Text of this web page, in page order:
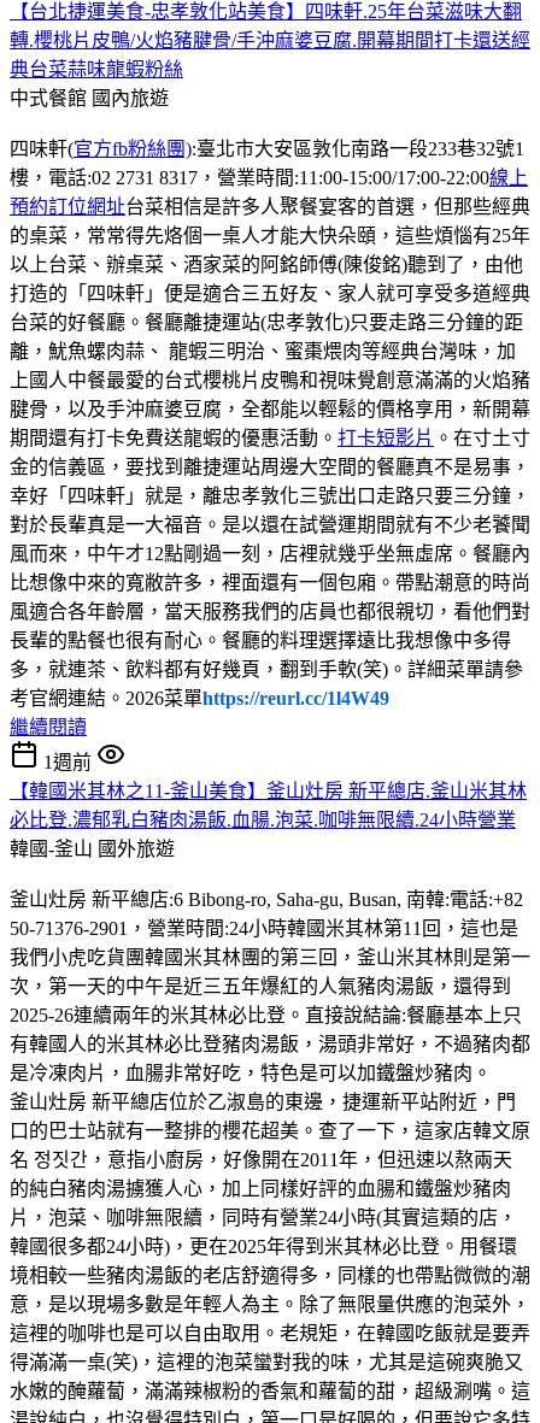
【台北捷運美食-忠孝敦化站美食】四味軒.25年台菜滋味大翻
轉.櫻桃片皮鴨/火焰豬腱骨/手沖麻婆豆腐.開幕期間打卡還送經
典台菜蒜味龍蝦粉絲
中式餐館 國內旅遊
四味軒(官方fb粉絲團):臺北市大安區敦化南路一段233巷32號1
樓，電話:02 2731 8317，營業時間:11:00-15:00/17:00-22:00線上
預約訂位網址台菜相信是許多人聚餐宴客的首選，但那些經典
的桌菜，常常得先烙個一桌人才能大快朵頤，這些煩惱有25年
以上台菜、辦桌菜、酒家菜的阿銘師傅(陳俊銘)聽到了，由他
打造的「四味軒」便是適合三五好友、家人就可享受多道經典
台菜的好餐廳。餐廳離捷運站(忠孝敦化)只要走路三分鐘的距
離，魷魚螺肉蒜、 龍蝦三明治、蜜棗煨肉等經典台灣味，加
上國人中餐最愛的台式櫻桃片皮鴨和視味覺創意滿滿的火焰豬
腱骨，以及手沖麻婆豆腐，全都能以輕鬆的價格享用，新開幕
期間還有打卡免費送龍蝦的優惠活動。 打卡短影片 。在寸土寸
金的信義區，要找到離捷運站周邊大空間的餐廳真不是易事，
幸好「四味軒」就是，離忠孝敦化三號出口走路只要三分鐘，
對於長輩真是一大福音。是以還在試營運期間就有不少老饕聞
風而來，中午才12點剛過一刻，店裡就幾乎坐無虛席。餐廳內
比想像中來的寬敝許多，裡面還有一個包廂。帶點潮意的時尚
風適合各年齡層，當天服務我們的店員也都很親切，看他們對
長輩的點餐也很有耐心。餐廳的料理選擇遠比我想像中多得
多，就連茶、飲料都有好幾頁，翻到手軟(笑)。詳細菜單請參
考官網連結。2026菜單https://reurl.cc/1l4W49
繼續閱讀
1週前
【韓國米其林之11-釜山美食】釜山灶房 新平總店.釜山米其林
必比登.濃郁乳白豬肉湯飯.血腸.泡菜.咖啡無限續.24小時營業
韓國-釜山 國外旅遊
釜山灶房 新平總店:6 Bibong-ro, Saha-gu, Busan, 南韓:電話:+82
50-71376-2901，營業時間:24小時韓國米其林第11回，這也是
我們小虎吃貨團韓國米其林團的第三回，釜山米其林則是第一
次，第一天的中午是近三五年爆紅的人氣豬肉湯飯，還得到
2025-26連續兩年的米其林必比登。直接說結論:餐廳基本上只
有韓國人的米其林必比登豬肉湯飯，湯頭非常好，不過豬肉都
是冷凍肉片，血腸非常好吃，特色是可以加鐵盤炒豬肉。
釜山灶房 新平總店位於乙淑島的東邊，捷運新平站附近，門
口的巴士站就有一整排的櫻花超美。查了一下，這家店韓文原
名 정짓간，意指小廚房，好像開在2011年，但迅速以熬兩天
的純白豬肉湯擄獲人心，加上同樣好評的血腸和鐵盤炒豬肉
片，泡菜、咖啡無限續，同時有營業24小時(其實這類的店，
韓國很多都24小時)，更在2025年得到米其林必比登。用餐環
境相較一些豬肉湯飯的老店舒適得多，同樣的也帶點微微的潮
意，是以現場多數是年輕人為主。除了無限量供應的泡菜外，
這裡的咖啡也是可以自由取用。老規矩，在韓國吃飯就是要弄
得滿滿一桌(笑)，這裡的泡菜蠻對我的味，尤其是這碗爽脆又
水嫩的醃蘿蔔，滿滿辣椒粉的香氣和蘿蔔的甜，超級涮嘴。這